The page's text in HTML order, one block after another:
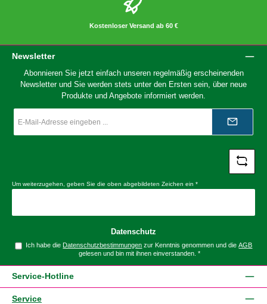
Kostenloser Versand ab 60 €
Newsletter
Abonnieren Sie jetzt einfach unseren regelmäßig erscheinenden
Newsletter und Sie werden stets unter den Ersten sein, über neue
Produkte und Angebote informiert werden.
Mail-
*
Um weiterzugehen, geben Sie die oben abgebildeten Zeichen ein *
Datenschutz
Ich habe dieDatenschutzbestimmungen zur Kenntnis genommen und dieAGB
gelesen und bin mit ihnen einverstanden. *
Service-Hotline
Service